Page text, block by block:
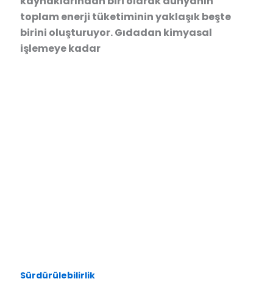
toplam enerji tüketiminin yaklaşık beşte
birini oluşturuyor. Gıdadan kimyasal
işlemeye kadar
Sürdürülebilirlik